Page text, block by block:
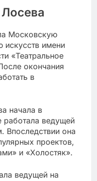
Московскую
искусств имени
«Театральное
окончания
в
начала в
работала ведущей
Впоследствии она
проектов,
и «Холостяк».
ведущей на